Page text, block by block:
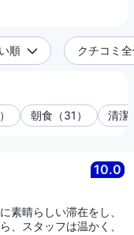
順 クチコミ
朝食（31） 清潔
10.0
素晴らしい滞在をし、
、スタッフは温かく、